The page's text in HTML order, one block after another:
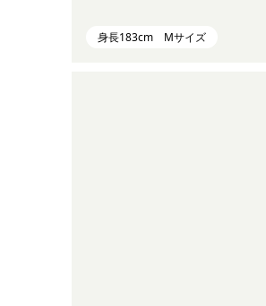
身長183cm Mサイズ